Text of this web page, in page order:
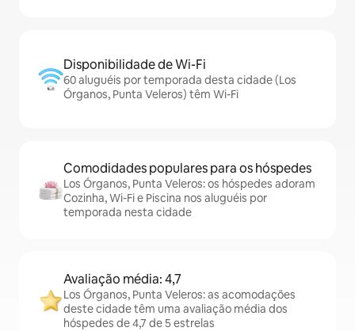
Disponibilidade de Wi-Fi
60 aluguéis por temporada desta cidade (Los
Órganos, Punta Veleros) têm Wi-Fi
Comodidades populares para os hóspedes
Los Órganos, Punta Veleros: os hóspedes adoram
Cozinha, Wi-Fi e Piscina nos aluguéis por
temporada nesta cidade
Avaliação média: 4,7
Los Órganos, Punta Veleros: as acomodações
deste cidade têm uma avaliação média dos
hóspedes de 4,7 de 5 estrelas